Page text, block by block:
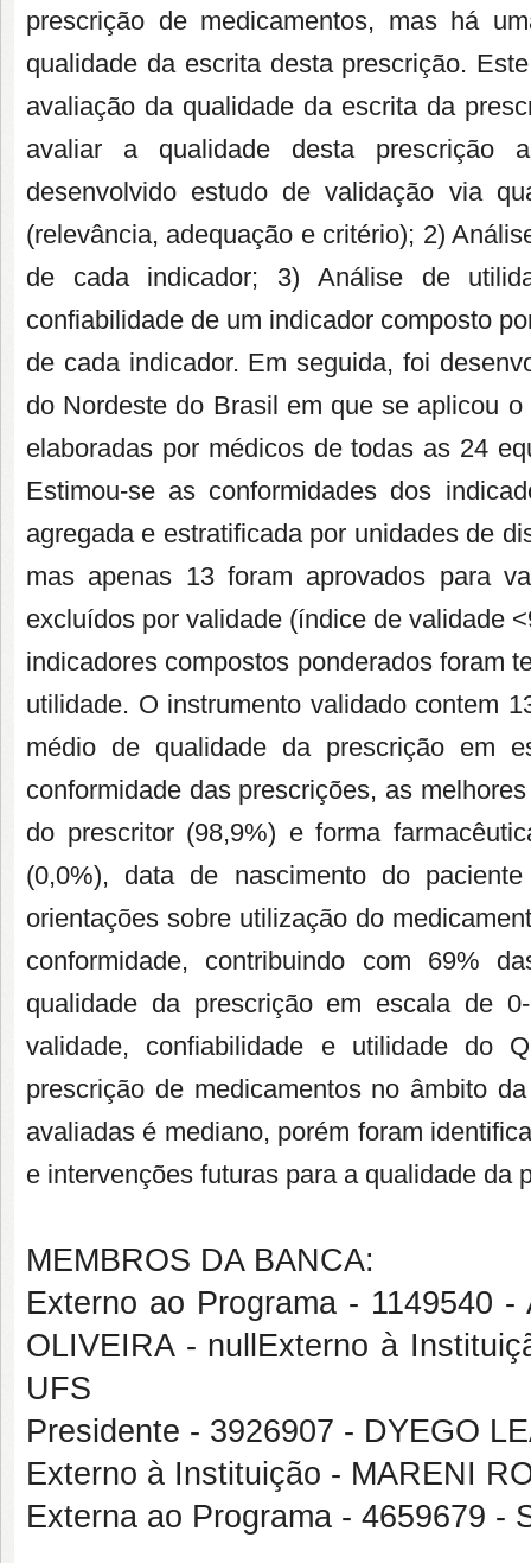
prescrição de medicamentos, mas há
qualidade da escrita desta prescrição.
avaliação da qualidade da escrita da
avaliar a qualidade desta prescrição
desenvolvido estudo de validação via
(relevância, adequação e critério); 2)
de cada indicador; 3) Análise de
confiabilidade de um indicador composto
de cada indicador. Em seguida, foi
do Nordeste do Brasil em que se aplicou
elaboradas por médicos de todas as 24
Estimou-se as conformidades dos
agregada e estratificada por unidades de
mas apenas 13 foram aprovados para
excluídos por validade (índice de validade
indicadores compostos ponderados foram
utilidade. O instrumento validado contem
médio de qualidade da prescrição em
conformidade das prescrições, as
do prescritor (98,9%) e forma
(0,0%), data de nascimento do
orientações sobre utilização do
conformidade, contribuindo com 69%
qualidade da prescrição em escala de
validade, confiabilidade e utilidade do
prescrição de medicamentos no âmbito
avaliadas é mediano, porém foram
e intervenções futuras para a qualidade da
MEMBROS DA BANCA:
Externo ao Programa - 1149540
OLIVEIRA - nullExterno à
UFS
Presidente - 3926907 - DYEGO
Externo à Instituição - MARENI
Externa ao Programa - 4659679 -